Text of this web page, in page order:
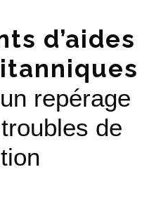
d’aides
repérage
de